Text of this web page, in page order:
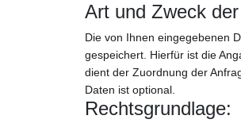
Art und Zweck
Die von Ihnen eingegebenen
gespeichert. Hierfür ist die
dient der Zuordnung der
Daten ist optional.
Rechtsgrundlage: